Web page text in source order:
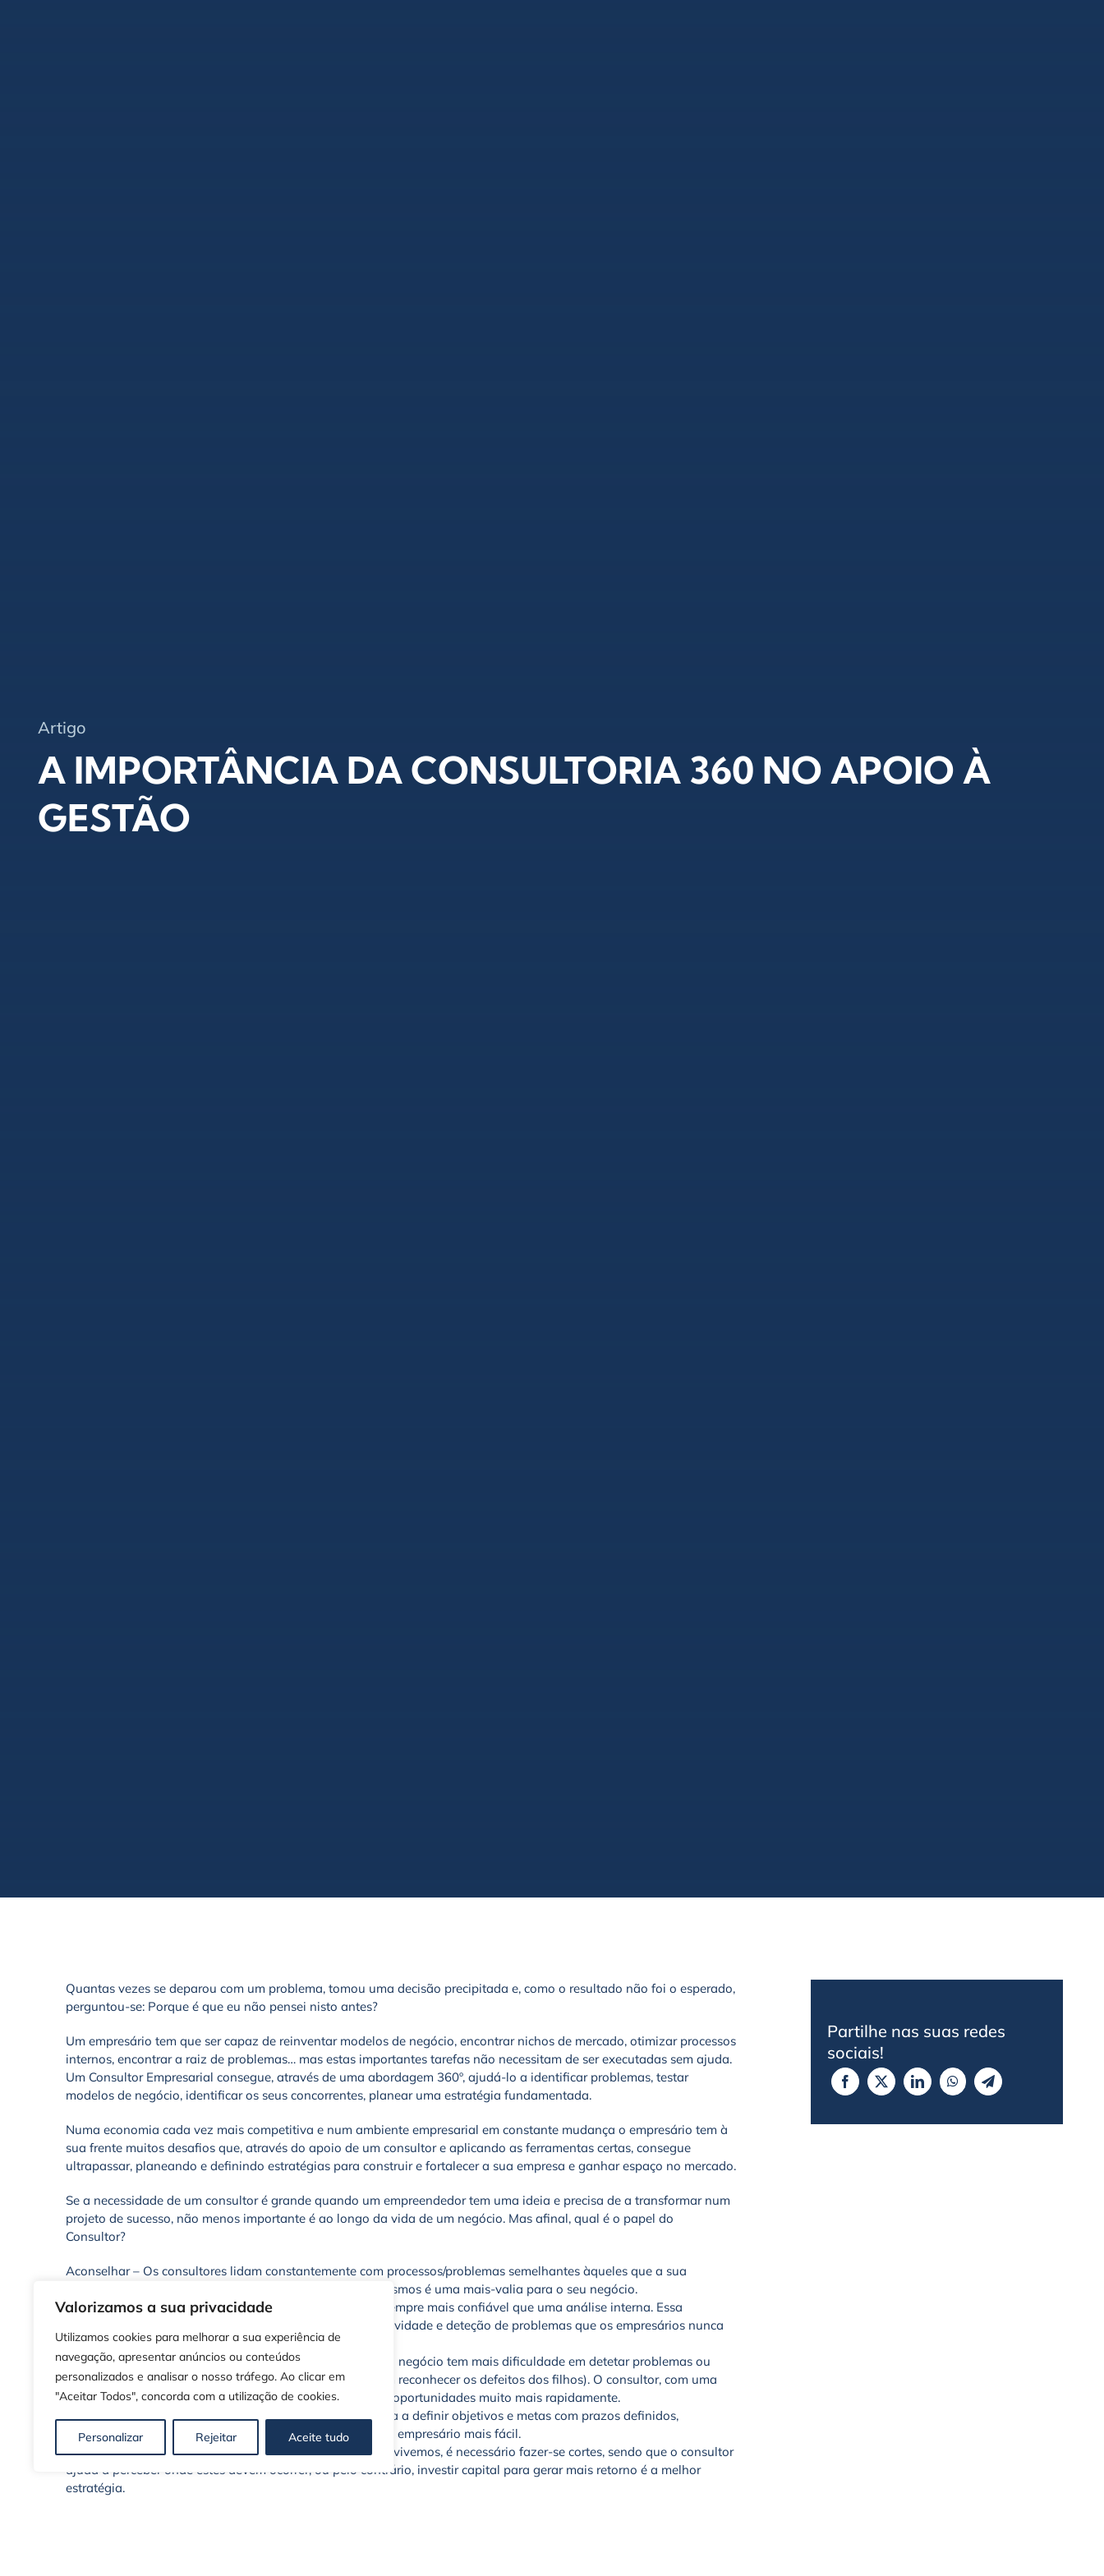
Valorizamos a sua privacidade
Utilizamos cookies para melhorar a sua experiência de
navegação, apresentar anúncios ou conteúdos
personalizados e analisar o nosso tráfego. Ao clicar em
"Aceitar Todos", concorda com a utilização de cookies.
Personalizar Rejeitar Aceite tudo
Artigo
A IMPORTÂNCIA DA CONSULTORIA 360 NO APOIO À
GESTÃO
Quantas vezes se deparou com um problema, tomou uma decisão precipitada e, como o resultado não foi o esperado,
perguntou-se: Porque é que eu não pensei nisto antes?
Um empresário tem que ser capaz de reinventar modelos de negócio, encontrar nichos de mercado, otimizar processos
internos, encontrar a raiz de problemas… mas estas importantes tarefas não necessitam de ser executadas sem ajuda.
Um Consultor Empresarial consegue, através de uma abordagem 360º, ajudá-lo a identificar problemas, testar
modelos de negócio, identificar os seus concorrentes, planear uma estratégia fundamentada.
Numa economia cada vez mais competitiva e num ambiente empresarial em constante mudança o empresário tem à
sua frente muitos desafios que, através do apoio de um consultor e aplicando as ferramentas certas, consegue
ultrapassar, planeando e definindo estratégias para construir e fortalecer a sua empresa e ganhar espaço no mercado.
Se a necessidade de um consultor é grande quando um empreendedor tem uma ideia e precisa de a transformar num
projeto de sucesso, não menos importante é ao longo da vida de um negócio. Mas afinal, qual é o papel do
Consultor?
Aconselhar – Os consultores lidam constantemente com processos/problemas semelhantes àqueles que a sua
empresa apresenta e a experiência na otimização dos mesmos é uma mais-valia para o seu negócio.
Neutralidade dos especialistas – Uma análise externa é sempre mais confiável que uma análise interna. Essa
neutralidade dos consultores traduz-se numa maior objetividade e deteção de problemas que os empresários nunca
se tinham apercebido antes.
Quem vê de fora, vê melhor – Quem “vive” diariamente no negócio tem mais dificuldade em detetar problemas ou
caminhos alternativos (os pais têm sempre dificuldade em reconhecer os defeitos dos filhos). O consultor, com uma
análise externa, consegue detetar problemas e identificar oportunidades muito mais rapidamente.
Avaliar de prioridades e investimentos – O consultor ajuda a definir objetivos e metas com prazos definidos,
hierarquizando-os por prioridades, tornando a decisão do empresário mais fácil.
Onde aplicar o capital? – Em épocas de crise, como a que vivemos, é necessário fazer-se cortes, sendo que o consultor
ajuda a perceber onde estes devem ocorrer, ou pelo contrário, investir capital para gerar mais retorno é a melhor
estratégia.
Partilhe nas suas redes
sociais!